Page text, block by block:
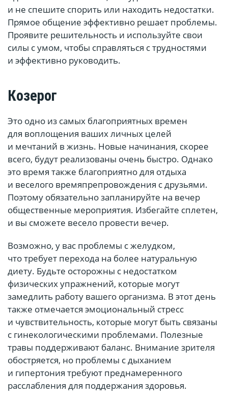
и не спешите спорить или находить недостатки.
Прямое общение эффективно решает проблемы.
Проявите решительность и используйте свои
силы с умом, чтобы справляться с трудностями
и эффективно руководить.
Козерог
Это одно из самых благоприятных времен
для воплощения ваших личных целей
и мечтаний в жизнь. Новые начинания, скорее
всего, будут реализованы очень быстро. Однако
это время также благоприятно для отдыха
и веселого времяпрепровождения с друзьями.
Поэтому обязательно запланируйте на вечер
общественные мероприятия. Избегайте сплетен,
и вы сможете весело провести вечер.
Возможно, у вас проблемы с желудком,
что требует перехода на более натуральную
диету. Будьте осторожны с недостатком
физических упражнений, которые могут
замедлить работу вашего организма. В этот день
также отмечается эмоциональный стресс
и чувствительность, которые могут быть связаны
с гинекологическими проблемами. Полезные
травы поддерживают баланс. Внимание зрителя
обостряется, но проблемы с дыханием
и гипертония требуют преднамеренного
расслабления для поддержания здоровья.